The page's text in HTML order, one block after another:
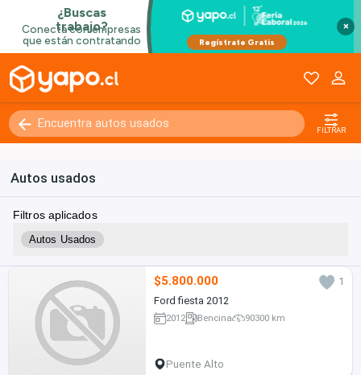
×
FILTRAR
Autos usados
Filtros aplicados
Autos Usados
$5.800.000
1
Ford fiesta 2012
2012 Bencina 90300 km
Puente Alto